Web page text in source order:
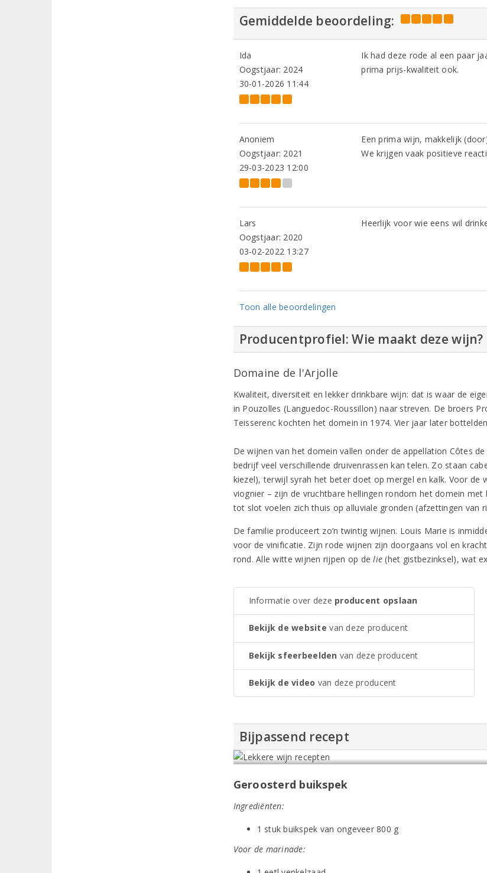
Gemiddelde beoordeling:
Ida
Oogstjaar: 2024
30-01-2026 11:44
Ik had deze rode al een paar
prima prijs-kwaliteit ook.
Anoniem
Oogstjaar: 2021
29-03-2023 12:00
Een prima wijn, makkelijk
We krijgen vaak positieve
Lars
Oogstjaar: 2020
03-02-2022 13:27
Heerlijk voor wie eens wil
Toon alle beoordelingen
Producentprofiel: Wie maakt deze wijn?
Domaine de l'Arjolle
Kwaliteit, diversiteit en lekker drinkbare wijn: dat is waar de
in Pouzolles (Languedoc-Roussillon) naar streven. De broers
Teisserenc kochten het domein in 1974. Vier jaar later
De wijnen van het domein vallen onder de appellation Côtes
bedrijf veel verschillende druivenrassen kan telen. Zo staan
kiezel), terwijl syrah het beter doet op mergel en kalk. Voor de
viognier – zijn de vruchtbare hellingen rondom het domein
tot slot voelen zich thuis op alluviale gronden (afzettingen van
De familie produceert zo’n twintig wijnen. Louis Marie is
voor de vinificatie. Zijn rode wijnen zijn doorgaans vol en
rond. Alle witte wijnen rijpen op delie(het gistbezinksel), wat
Informatie over deze producent opslaan
Bekijk de website van deze producent
Bekijk sfeerbeelden van deze producent
Bekijk de video van deze producent
Bijpassend recept
Geroosterd buikspek
Ingrediënten:
1 stuk buikspek van ongeveer 800 g
Voor de marinade: